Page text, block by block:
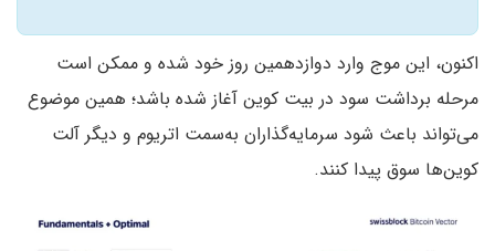
اکنون، این موج وارد دوازدهمین روز خود شده و ممکن است
مرحله برداشت سود در بیت‌ کوین آغاز شده باشد؛ همین موضوع
می‌تواند باعث شود سرمایه‌گذاران به‌سمت اتریوم و دیگر آلت‌
کوین‌ها سوق پیدا کنند.